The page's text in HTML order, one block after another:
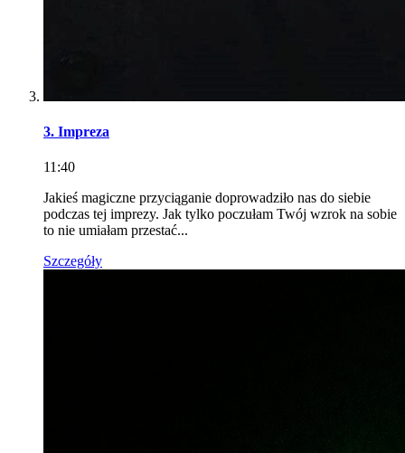
3. Impreza
11:40
Jakieś magiczne przyciąganie doprowadziło nas do siebie
podczas tej imprezy. Jak tylko poczułam Twój wzrok na sobie
to nie umiałam przestać...
Szczegóły